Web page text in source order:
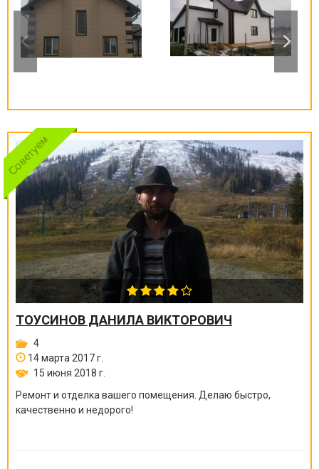
ТОУСИНОВ ДАНИЛА ВИКТОРОВИЧ
4
14 марта 2017 г.
15 июня 2018 г.
Ремонт и отделка вашего помещения. Делаю быстро,
качественно и недорого!